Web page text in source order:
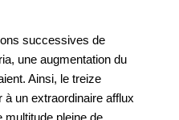
successives de
une augmentation du
Ainsi, le treize
à un extraordinaire afflux
multitude pleine de